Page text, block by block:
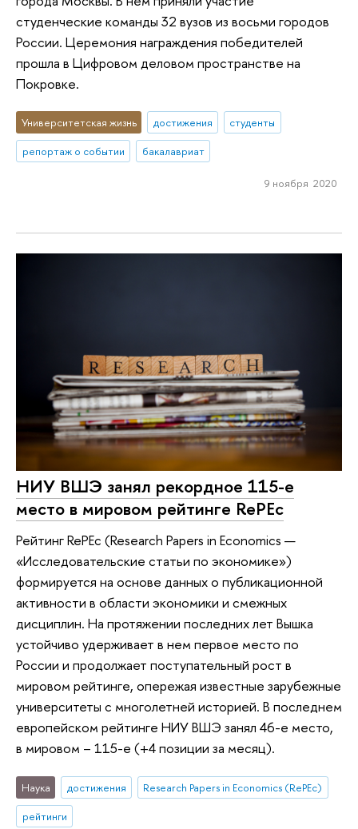
студенческие команды 32 вузов из восьми городов
России. Церемония награждения победителей
прошла в Цифровом деловом пространстве на
Покровке.
Университетская жизнь достижения
студенты
репортаж о событии
бакалавриат
9 ноября 2020
НИУ ВШЭ занял рекордное 115-е
место в мировом рейтинге RePEc
Рейтинг RePEc (Research Papers in Economics —
«Исследовательские статьи по экономике»)
формируется на основе данных о публикационной
активности в области экономики и смежных
дисциплин. На протяжении последних лет Вышка
устойчиво удерживает в нем первое место по
России и продолжает поступательный рост в
мировом рейтинге, опережая известные зарубежные
университеты с многолетней историей. В последнем
европейском рейтинге НИУ ВШЭ занял 46-е место,
в мировом – 115-е (+4 позиции за месяц).
Наука достижения
Research Papers in Economics (RePEc)
рейтинги